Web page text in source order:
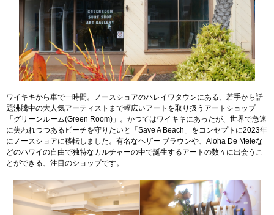
ワイキキから車で一時間。ノースショアのハレイワタウンにある、若手から話
題沸騰中の大人気アーティストまで幅広いアートを取り扱うアートショップ
「グリーンルーム(Green Room)」。かつてはワイキキにあったが、世界で急速
に失われつつあるビーチを守りたいと「Save A Beach」をコンセプトに2023年
にノースショアに移転しました。有名なヘザー ブラウンや、Aloha De Meleな
どのハワイの自由で独特なカルチャーの中で誕生するアートの数々に出会うこ
とができる、注目のショップです。